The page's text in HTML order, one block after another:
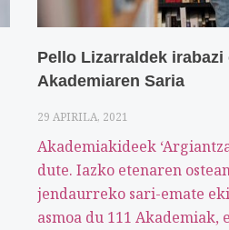
Pello Lizarraldek irabazi
Akademiaren Saria
29 APIRILA, 2021
Akademiakideek
dute. Iazko etenaren
jendaurreko sari-emate
asmoa du 111 Akademiak,